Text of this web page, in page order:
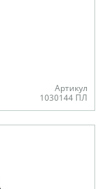
Артикул
1030144 ПЛ